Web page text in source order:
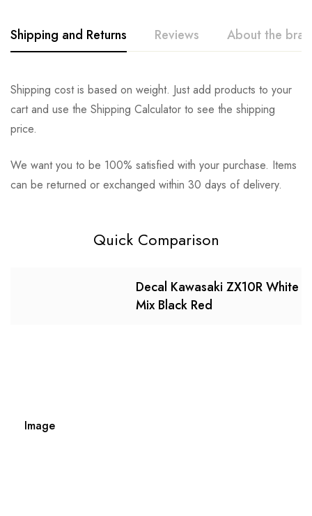
Shipping and Returns Reviews About the
Shipping cost is based on weight. Just add products to your
cart and use the Shipping Calculator to see the shipping
price.
We want you to be 100% satisfied with your purchase. Items
can be returned or exchanged within 30 days of delivery.
Quick Comparison
Decal Kawasaki ZX10R White
Mix Black Red
Image